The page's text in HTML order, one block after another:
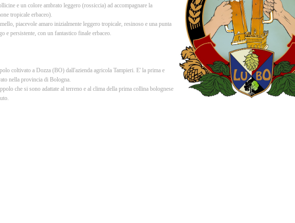
e un colore ambrato leggero (rossiccia) ad accompagnare la
tropicale erbaceo).
piacevole amaro inizialmente leggero tropicale, resinoso e una punta
e persistente, con un fantastico finale erbaceo.
coltivato a Dozza (BO) dall'azienda agricola Tampieri. E' la prima e
nella provincia di Bologna.
che si sono adattate al terreno e al clima della prima collina bolognese